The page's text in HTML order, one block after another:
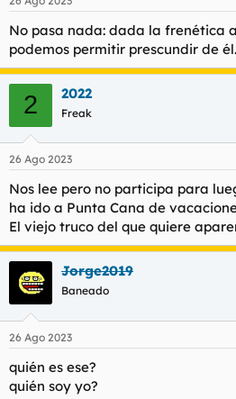
No pasa nada: dada la frenética
podemos permitir prescundir de él.
2 2022
Freak
26 Ago 2023
Nos lee pero no participa para
ha ido a Punta Cana de
El viejo truco del que quiere
Jorge2019
Baneado
26 Ago 2023
quién es ese?
quién soy yo?